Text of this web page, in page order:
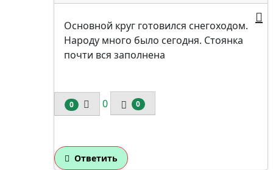
Основной круг готовился снегоходом.
Народу много было сегодня. Стоянка
почти вся заполнена
0 0 0
Ответить